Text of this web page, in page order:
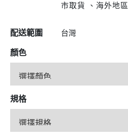
市取貨 、海外地區
配送範圍 台灣
顏色
規格